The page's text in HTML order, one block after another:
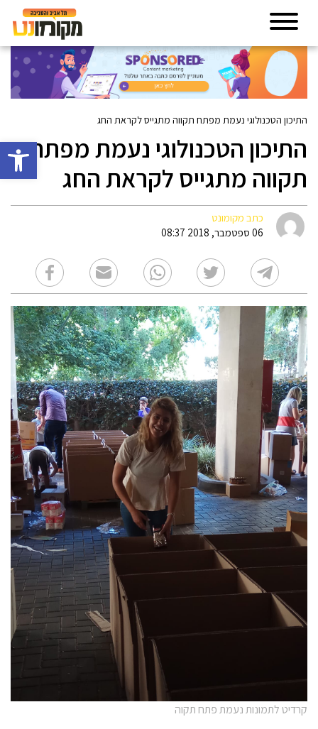
פתח
התיכון הטכנולוגי נעמת מפתח תקווה מתגייס לקראת החג
התיכון הטכנולוגי נעמת מפתח
תקווה מתגייס לקראת החג
כתב מקומונט
06 ספטמבר, 2018 08:37
קרדיט לתמונות נעמת פתח תקוה